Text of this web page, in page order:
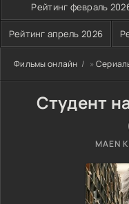
Рейтинг февраль
Рейтинг апрель 2026
Фильмы онлайн »
Студент
MAEN